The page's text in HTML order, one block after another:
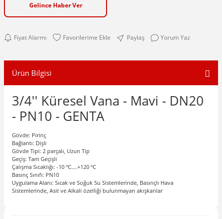
Gelince Haber Ver
Fiyat Alarmı Paylaş Yorum Yaz
Ürün Bilgisi
3/4'' Küresel Vana - Mavi - DN20
- PN10 - GENTA
Gövde: Pirinç
Bağlantı: Dişli
Gövde Tipi: 2 parçalı, Uzun Tip
Geçiş: Tam Geçişli
Çalışma Sıcaklığı: -10 ºC….+120 ºC
Basınç Sınıfı: PN10
Uygulama Alanı: Sıcak ve Soğuk Su Sistemlerinde, Basınçlı Hava
Sistemlerinde, Asit ve Alkali özelliği bulunmayan akışkanlar